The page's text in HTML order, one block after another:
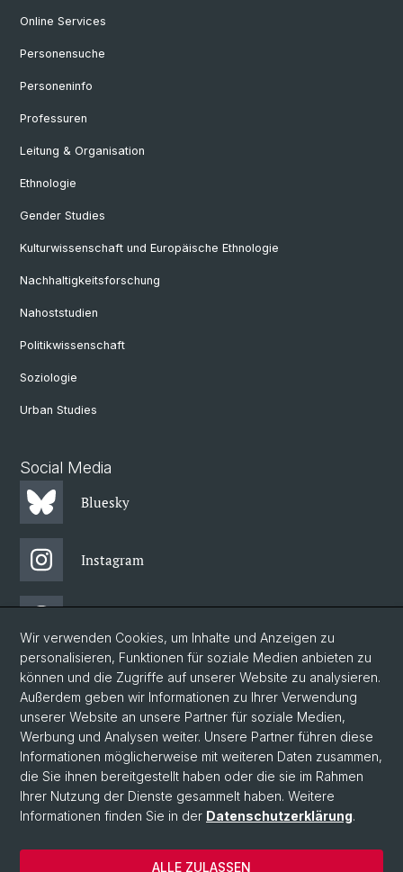
Online Services
Personensuche
Personeninfo
Professuren
Leitung & Organisation
Ethnologie
Gender Studies
Kulturwissenschaft und Europäische Ethnologie
Nachhaltigkeitsforschung
Nahoststudien
Politikwissenschaft
Soziologie
Urban Studies
Social Media
Bluesky
Instagram
Facebook
Newsletter
© Universität Basel
Philosophisch-Historische Fakultät
Home
Wir verwenden Cookies, um Inhalte und Anzeigen zu
personalisieren, Funktionen für soziale Medien anbieten zu
können und die Zugriffe auf unserer Website zu analysieren.
Außerdem geben wir Informationen zu Ihrer Verwendung
unserer Website an unsere Partner für soziale Medien,
Werbung und Analysen weiter. Unsere Partner führen diese
Informationen möglicherweise mit weiteren Daten zusammen,
die Sie ihnen bereitgestellt haben oder die sie im Rahmen
Ihrer Nutzung der Dienste gesammelt haben. Weitere
Informationen finden Sie in der Datenschutzerklärung.
ALLE ZULASSEN